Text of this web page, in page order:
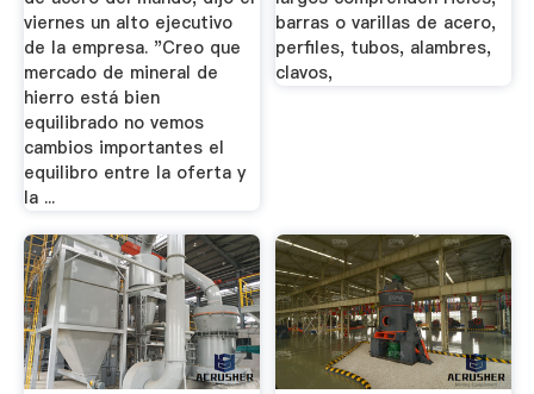
viernes un alto ejecutivo
de la empresa. "Creo que
mercado de mineral de
hierro está bien
equilibrado no vemos
cambios importantes el
equilibro entre la oferta y
la ...
barras o varillas de acero,
perfiles, tubos, alambres,
clavos,